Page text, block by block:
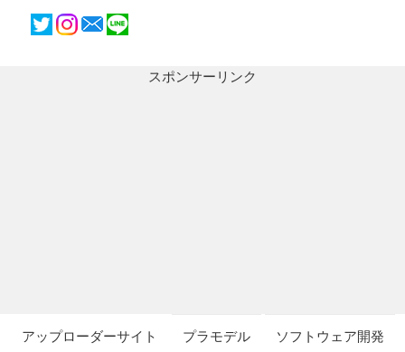
スポンサーリンク
アップローダーサイト プラモデル ソフトウェア開発